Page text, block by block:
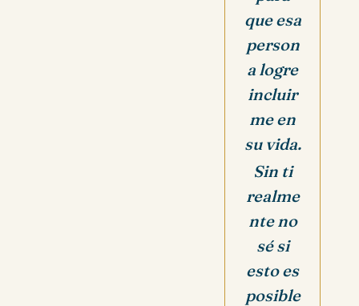
que esa
person
a logre
incluir
me en
su vida.
Sin ti
realme
nte no
sé si
esto es
posible